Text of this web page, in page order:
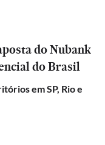
do Nubank
do Brasil
em SP, Rio e